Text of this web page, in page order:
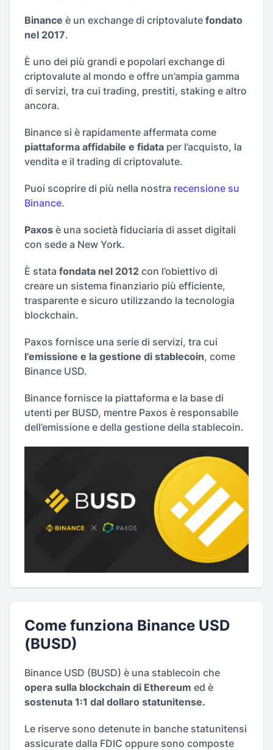
Binance è un exchange di criptovalute fondato
nel 2017.
È uno dei più grandi e popolari exchange di
criptovalute al mondo e offre un’ampia gamma
di servizi, tra cui trading, prestiti, staking e altro
ancora.
Binance si è rapidamente affermata come
piattaforma affidabile e fidata per l’acquisto, la
vendita e il trading di criptovalute.
Puoi scoprire di più nella nostra recensione su
Binance.
Paxos è una società fiduciaria di asset digitali
con sede a New York.
È stata fondata nel 2012 con l’obiettivo di
creare un sistema finanziario più efficiente,
trasparente e sicuro utilizzando la tecnologia
blockchain.
Paxos fornisce una serie di servizi, tra cui
l’emissione e la gestione di stablecoin, come
Binance USD.
Binance fornisce la piattaforma e la base di
utenti per BUSD, mentre Paxos è responsabile
dell’emissione e della gestione della stablecoin.
Come funziona Binance USD
(BUSD)
Binance USD (BUSD) è una stablecoin che
opera sulla blockchain di Ethereum ed è
sostenuta 1:1 dal dollaro statunitense.
Le riserve sono detenute in banche statunitensi
assicurate dalla FDIC oppure sono composte